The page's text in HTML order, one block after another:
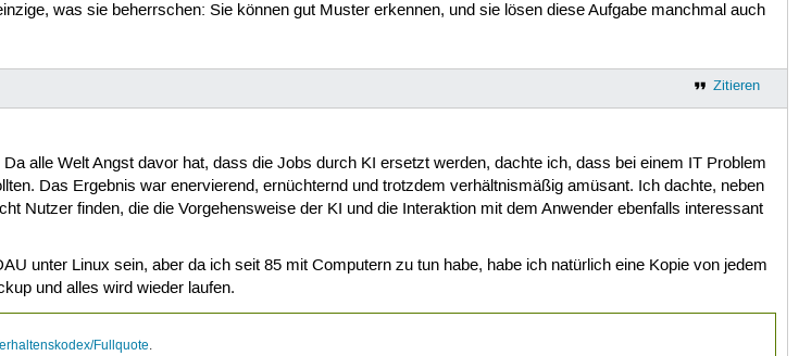
was sie beherrschen: Sie können gut Muster erkennen, und sie lösen diese Aufgabe manchmal auch
Zitieren
alle Welt Angst davor hat, dass die Jobs durch KI ersetzt werden, dachte ich, dass bei einem IT Problem
Das Ergebnis war enervierend, ernüchternd und trotzdem verhältnismäßig amüsant. Ich dachte, neben
Nutzer finden, die die Vorgehensweise der KI und die Interaktion mit dem Anwender ebenfalls interessant
unter Linux sein, aber da ich seit 85 mit Computern zu tun habe, habe ich natürlich eine Kopie von jedem
und alles wird wieder laufen.
Fullquote.